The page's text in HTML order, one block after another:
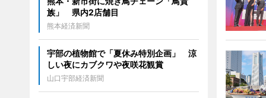
族」 県内2店舗目
熊本経済新聞
宇部の植物館で「夏休み特別企画」 涼
しい夜にカブクワや夜咲花観賞
山口宇部経済新聞